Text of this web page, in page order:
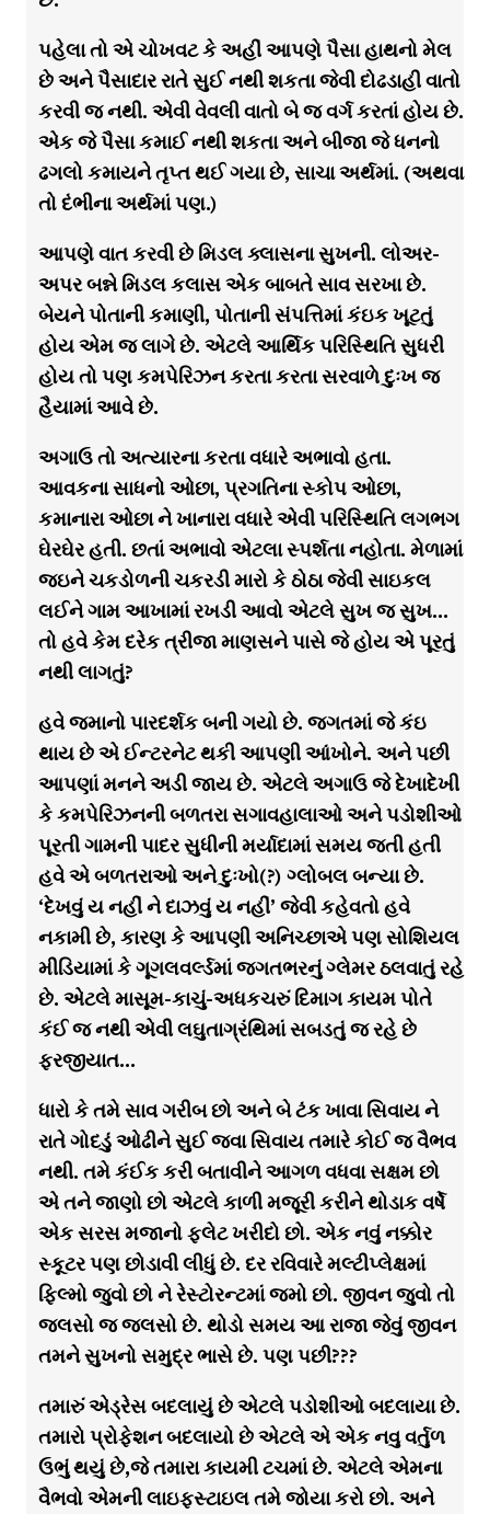
પહેલા તો એ ચોખવટ કે અહીં આપણે પૈસા હાથનો મેલ
છે અને પૈસાદાર રાતે સુઈ નથી શકતા જેવી દોઢડાહી વાતો
કરવી જ નથી. એવી વેવલી વાતો બે જ વર્ગ કરતાં હોય છે.
એક જે પૈસા કમાઈ નથી શકતા અને બીજા જે ધનનો
ઢગલો કમાયને તૃપ્ત થઈ ગયા છે, સાચા અર્થમાં. (અથવા
તો દંભીના અર્થમાં પણ.)
આપણે વાત કરવી છે મિડલ ક્લાસના સુખની. લોઅર-
અપર બન્ને મિડલ કલાસ એક બાબતે સાવ સરખા છે.
બેયને પોતાની કમાણી, પોતાની સંપત્તિમાં કંઇક ખૂટતું
હોય એમ જ લાગે છે. એટલે આર્થિક પરિસ્થિતિ સુધરી
હોય તો પણ કમપેરિઝન કરતા કરતા સરવાળે દુઃખ જ
હૈયામાં આવે છે.
અગાઉ તો અત્યારના કરતા વધારે અભાવો હતા.
આવકના સાધનો ઓછા, પ્રગતિના સ્કોપ ઓછા,
કમાનારા ઓછા ને ખાનારા વધારે એવી પરિસ્થિતિ લગભગ
ઘેરઘેર હતી. છતાં અભાવો એટલા સ્પર્શતા નહોતા. મેળામાં
જઇને ચકડોળની ચકરડી મારો કે ઠોઠા જેવી સાઇકલ
લઈને ગામ આખામાં રખડી આવો એટલે સુખ જ સુખ…
તો હવે કેમ દરેક ત્રીજા માણસને પાસે જે હોય એ પૂરતું
નથી લાગતું?
હવે જમાનો પારદર્શક બની ગયો છે. જગતમાં જે કંઇ
થાય છે એ ઈન્ટરનેટ થકી આપણી આંખોને. અને પછી
આપણાં મનને અડી જાય છે. એટલે અગાઉ જે દેખાદેખી
કે કમપેરિઝનની બળતરા સગાવહાલાઓ અને પડોશીઓ
પૂરતી ગામની પાદર સુધીની મર્યાદામાં સમય જતી હતી
હવે એ બળતરાઓ અને દુઃખો(?) ગ્લોબલ બન્યા છે.
‘દેખવું ય નહીં ને દાઝવું ય નહીં’ જેવી કહેવતો હવે
નકામી છે, કારણ કે આપણી અનિચ્છાએ પણ સોશિયલ
મીડિયામાં કે ગૂગલવર્લ્ડમાં જગતભરનું ગ્લેમર ઠલવાતું રહે
છે. એટલે માસૂમ-કાચું-અધકચરું દિમાગ કાયમ પોતે
કંઈ જ નથી એવી લઘુતાગ્રંથિમાં સબડતું જ રહે છે
ફરજીયાત…
ધારો કે તમે સાવ ગરીબ છો અને બે ટંક ખાવા સિવાય ને
રાતે ગોદડું ઓઢીને સુઈ જવા સિવાય તમારે કોઈ જ વૈભવ
નથી. તમે કંઈક કરી બતાવીને આગળ વધવા સક્ષમ છો
એ તને જાણો છો એટલે કાળી મજૂરી કરીને થોડાક વર્ષે
એક સરસ મજાનો ફ્લેટ ખરીદો છો. એક નવું નક્કોર
સ્કૂટર પણ છોડાવી લીધું છે. દર રવિવારે મલ્ટીપ્લેક્ષમાં
ફિલ્મો જુવો છો ને રેસ્ટોરન્ટમાં જમો છો. જીવન જુવો તો
જલસો જ જલસો છે. થોડો સમય આ રાજા જેવું જીવન
તમને સુખનો સમુદ્ર ભાસે છે. પણ પછી???
તમારું એડ્રેસ બદલાયું છે એટલે પડોશીઓ બદલાયા છે.
તમારો પ્રોફેશન બદલાયો છે એટલે એ એક નવુ વર્તુળ
ઉભું થયું છે,જે તમારા કાયમી ટચમાં છે. એટલે એમના
વૈભવો એમની લાઇફસ્ટાઇલ તમે જોયા કરો છો. અને